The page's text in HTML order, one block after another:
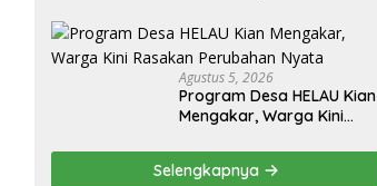
Holding
Agustus 5, 2026
Program Desa HELAU Kian
Mengakar, Warga Kini
Selengkapnya